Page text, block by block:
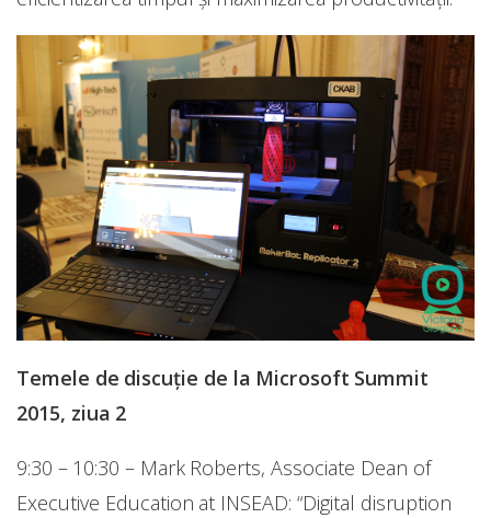
Temele de discuție de la Microsoft Summit
2015, ziua 2
9:30 – 10:30 – Mark Roberts, Associate Dean of
Executive Education at INSEAD: “Digital disruption